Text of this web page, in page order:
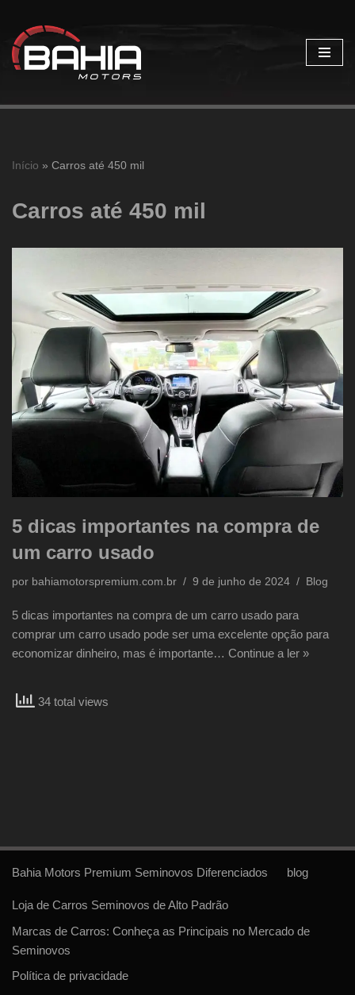
Pular
para
Início » Carros até 450 mil
Carros até 450 mil
5 dicas importantes na compra de
um carro usado
por bahiamotorspremium.com.br 9 de junho de 2024 Blog
5 dicas importantes na compra de um carro usado para
comprar um carro usado pode ser uma excelente opção para
economizar dinheiro, mas é importante… Continue a ler »
34 total views
Bahia Motors Premium Seminovos Diferenciados blog
Loja de Carros Seminovos de Alto Padrão
Marcas de Carros: Conheça as Principais no Mercado de
Seminovos
Política de privacidade